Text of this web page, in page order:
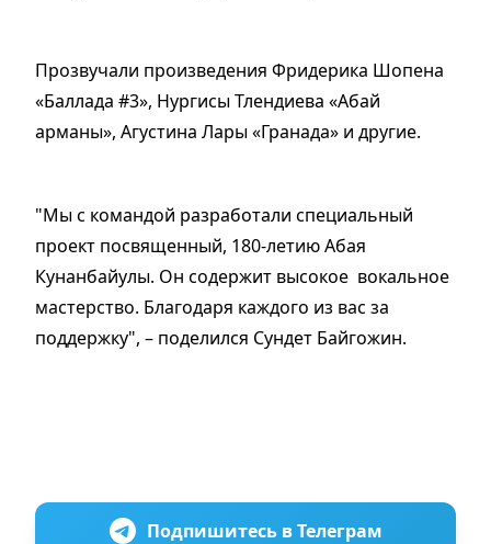
Прозвучали произведения Фридерика Шопена
«Баллада #3», Нургисы Тлендиева «Абай
арманы», Агустина Лары «Гранада» и другие.
"Мы с командой разработали специальный
проект посвященный, 180-летию Абая
Кунанбайулы. Он содержит высокое вокальное
мастерство. Благодаря каждого из вас за
поддержку", – поделился Сундет Байгожин.
Подпишитесь в Телеграм